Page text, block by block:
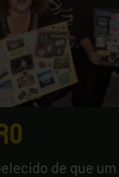
de que